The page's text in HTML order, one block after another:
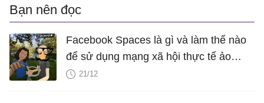
Bạn nên đọc
Facebook Spaces là gì và làm thế nào
để sử dụng mạng xã hội thực tế ảo
này?21/12